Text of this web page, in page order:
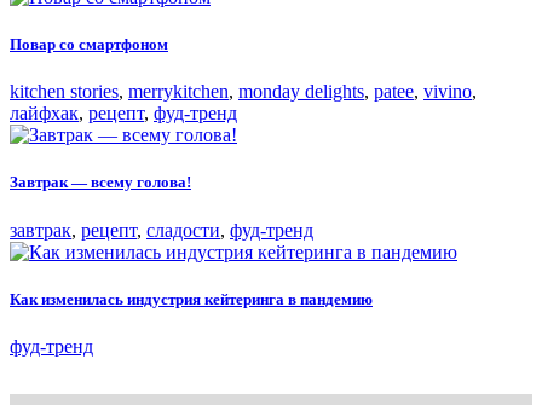
Повар со смартфоном
kitchen stories, merrykitchen, monday delights, patee, vivino,
лайфхак, рецепт, фуд-тренд
Завтрак — всему голова!
завтрак, рецепт, сладости, фуд-тренд
Как изменилась индустрия кейтеринга в пандемию
фуд-тренд